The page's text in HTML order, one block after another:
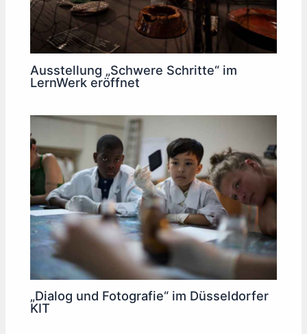
Ausstellung „Schwere Schritte“ im
LernWerk eröffnet
„Dialog und Fotografie“ im Düsseldorfer
KIT